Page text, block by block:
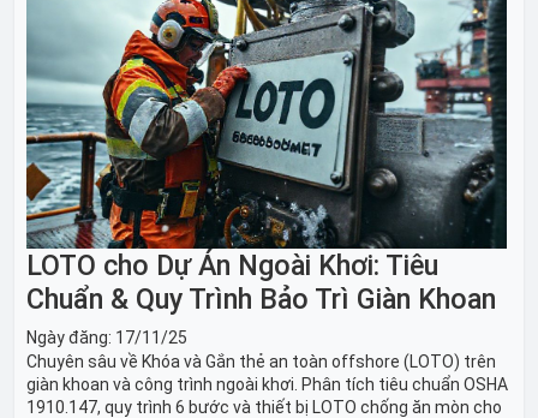
LOTO cho Dự Án Ngoài Khơi: Tiêu
Chuẩn & Quy Trình Bảo Trì Giàn Khoan
Ngày đăng: 17/11/25
Chuyên sâu về Khóa và Gắn thẻ an toàn offshore (LOTO) trên
giàn khoan và công trình ngoài khơi. Phân tích tiêu chuẩn OSHA
1910.147, quy trình 6 bước và thiết bị LOTO chống ăn mòn cho